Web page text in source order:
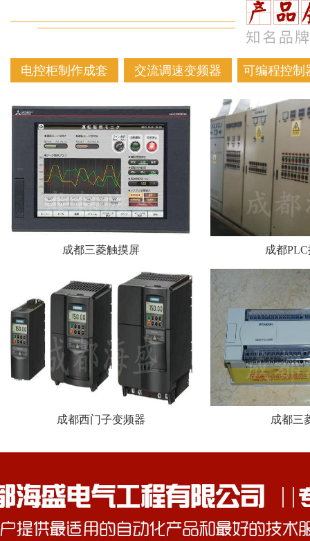
电控柜制作成套 交流调速变频器 可编程控制
成都三菱触摸屏 成都
成都西门子变频器 成都三